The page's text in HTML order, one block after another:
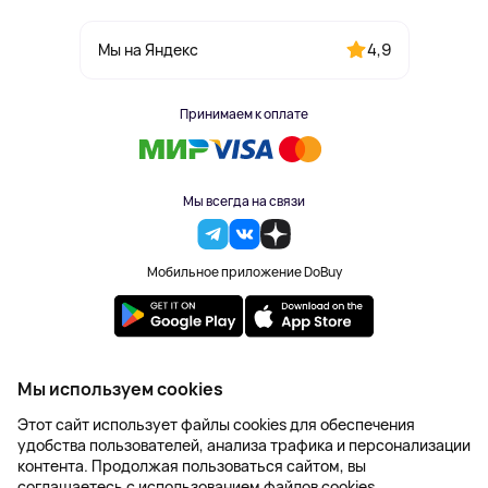
Мы на Яндекс 4,9
Принимаем к оплате
Мы всегда на связи
Мобильное приложение DoBuy
2023-2026 © DoBuy. Все права защищены
Правила обработки персональных данных
Пользовательское соглашение
Оферта
Создание сайта – NetLab
Мы используем cookies
Этот сайт использует файлы cookies для обеспечения
удобства пользователей, анализа трафика и персонализации
контента. Продолжая пользоваться сайтом, вы